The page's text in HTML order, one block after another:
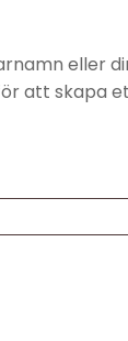
eller
att skapa